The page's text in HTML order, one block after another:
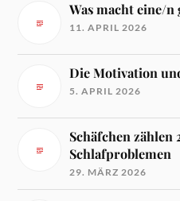
Was macht eine/
11. APRIL 2026
Die Motivation
5. APRIL 2026
Schäfchen zählen
Schlafproblemen
29. MÄRZ 2026